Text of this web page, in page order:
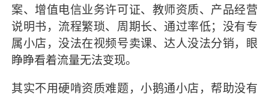
案、增值电信业务许可证、教师资质、产品经营
说明书，流程繁琐、周期长、通过率低；没有专
属小店，没法在视频号卖课、达人没法分销，眼
睁睁看着流量无法变现。
其实不用硬啃资质难题，小鹅通小店，帮助没有